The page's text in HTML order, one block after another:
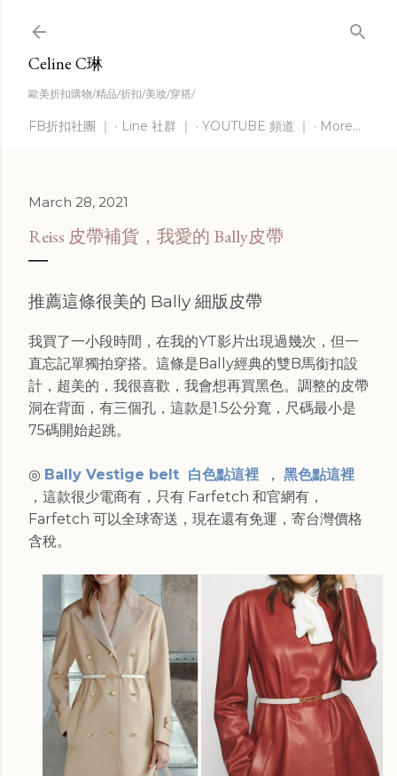
Celine C琳
歐美折扣購物/精品/折扣/美妝/穿搭/
FB折扣社團 ｜ Line 社群 ｜ YOUTUBE 頻道 ｜ More…
March 28, 2021
Reiss 皮帶補貨，我愛的 Bally皮帶
推薦這條很美的 Bally 細版皮帶
我買了一小段時間，在我的YT影片出現過幾次，但一
直忘記單獨拍穿搭。這條是Bally經典的雙B馬銜扣設
計，超美的，我很喜歡，我會想再買黑色。調整的皮帶
洞在背面，有三個孔，這款是1.5公分寬，尺碼最小是
75碼開始起跳。
◎ Bally Vestige belt 白色點這裡 ， 黑色點這裡
，這款很少電商有，只有 Farfetch 和官網有，
Farfetch 可以全球寄送，現在還有免運，寄台灣價格
含稅。